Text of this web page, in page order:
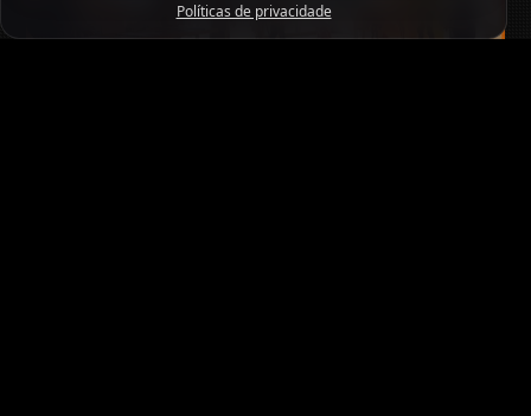
Políticas de privacidade